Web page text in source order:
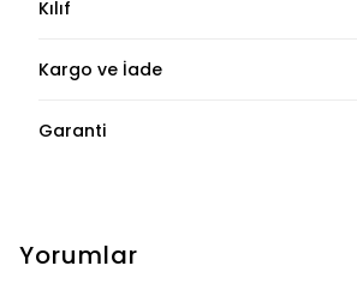
Kılıf
Kargo ve İade
Garanti
Yorumlar